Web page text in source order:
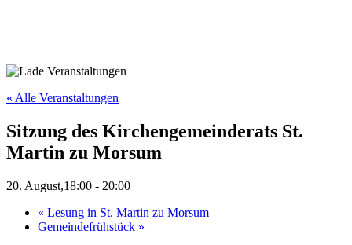
« Alle Veranstaltungen
Sitzung des Kirchengemeinderats St.
Martin zu Morsum
20. August,18:00 - 20:00
« Lesung in St. Martin zu Morsum
Gemeindefrühstück »